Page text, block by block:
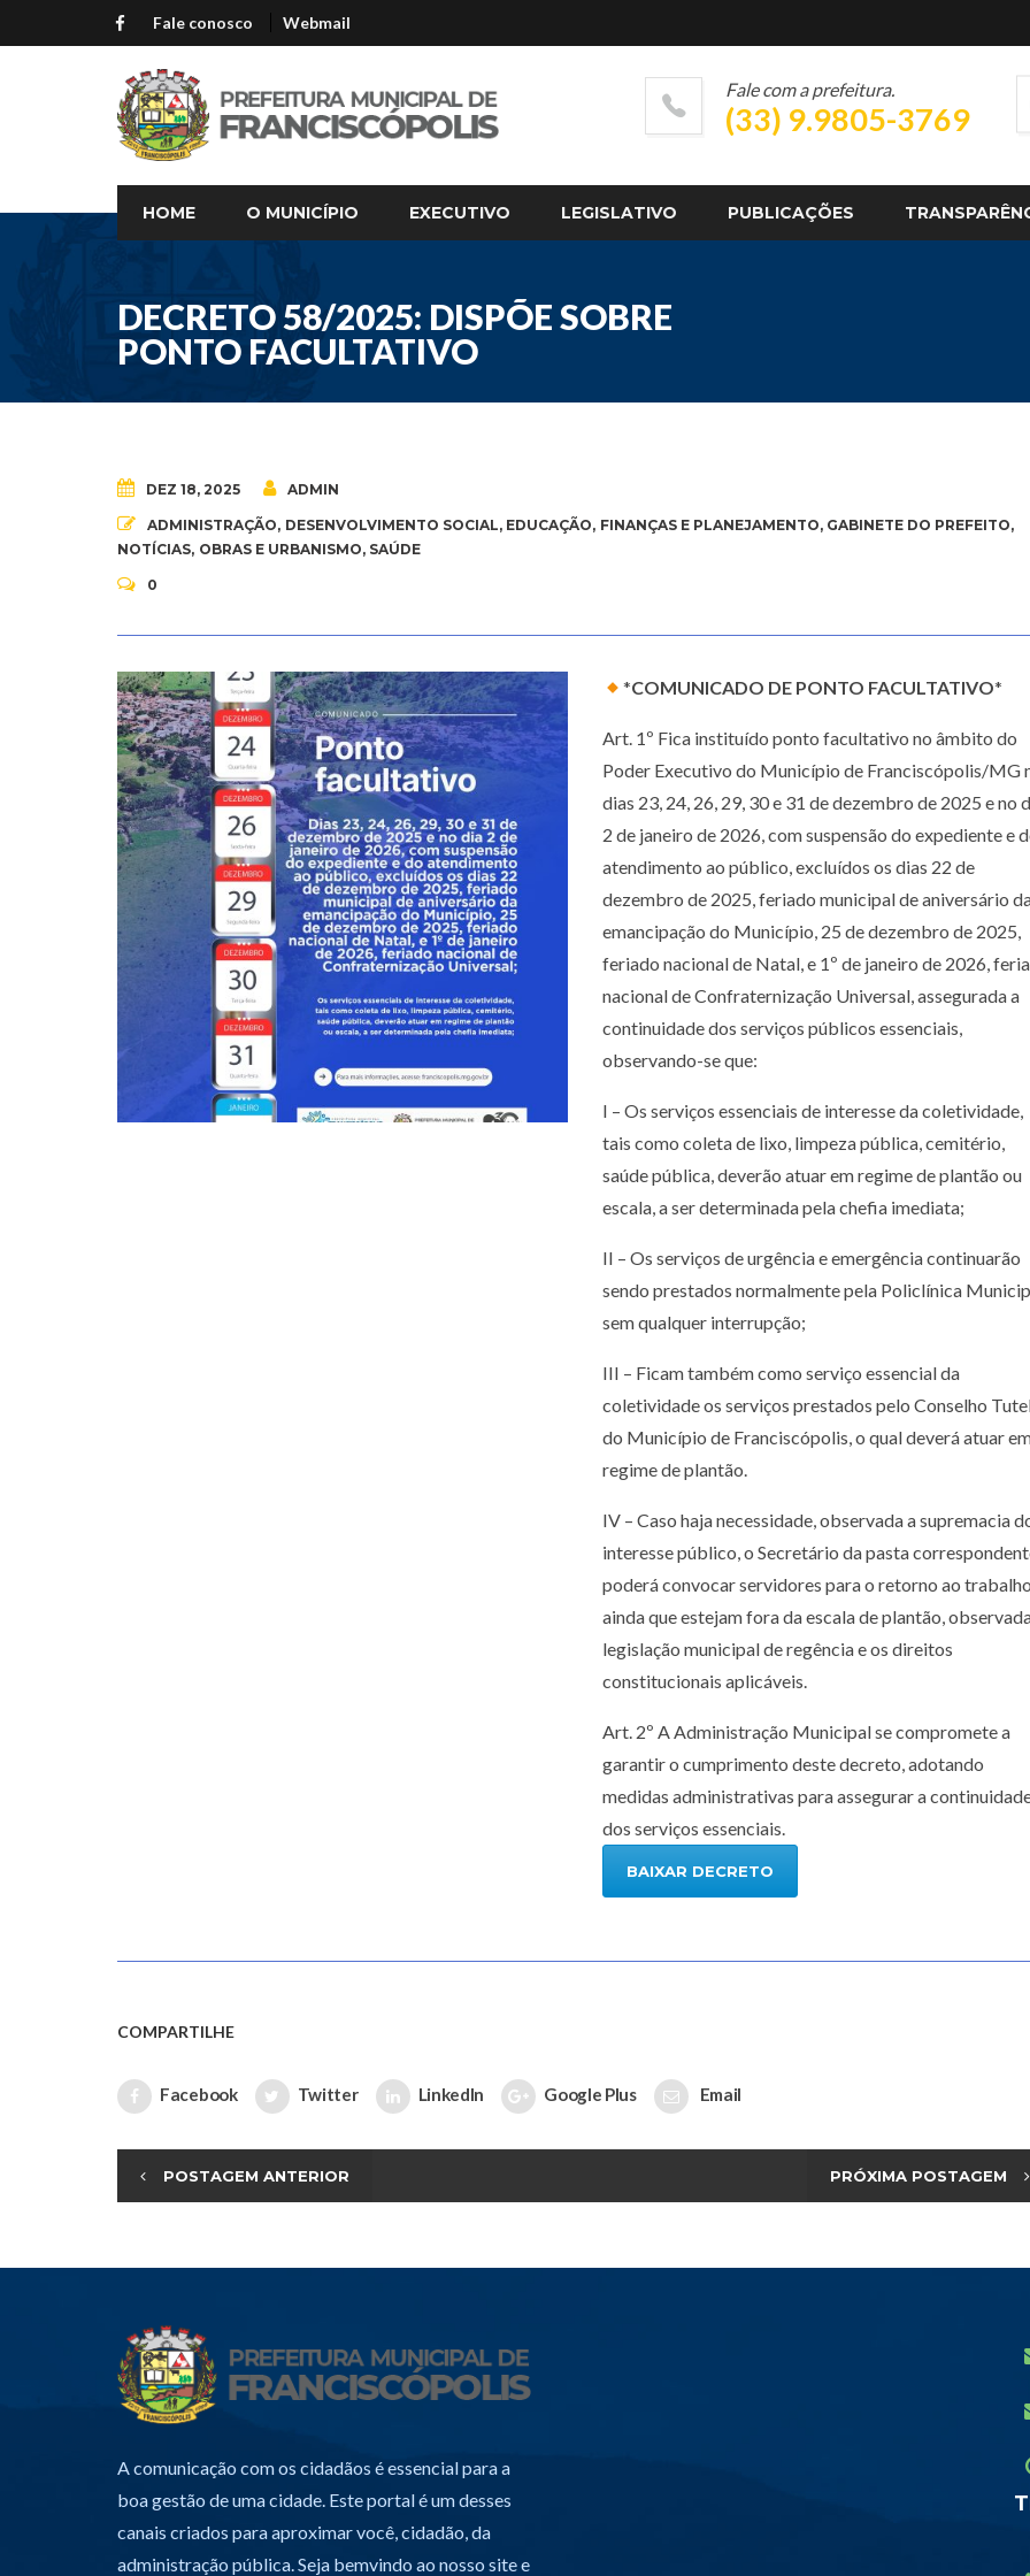
Fale conosco Webmail
HOME O MUNICÍPIO EXECUTIVO LEGISLATIVO PUBLICAÇÕES
Fale com a prefeitura.
(33) 9.9805-3769
DECRETO 58/2025: DISPÕE SOBRE
PONTO FACULTATIVO
DEZ 18, 2025 ADMIN
ADMINISTRAÇÃO, DESENVOLVIMENTO SOCIAL, EDUCAÇÃO, FINANÇAS E PLANEJAMENTO, GABINETE DO PREFEITO,
NOTÍCIAS, OBRAS E URBANISMO, SAÚDE
0
*COMUNICADO DE PONTO FACULTATIVO*
Art. 1º Fica instituído ponto facultativo no âmbito do
Poder Executivo do Município de Franciscópolis/MG
dias 23, 24, 26, 29, 30 e 31 de dezembro de 2025 e no
2 de janeiro de 2026, com suspensão do expediente e
atendimento ao público, excluídos os dias 22 de
dezembro de 2025, feriado municipal de aniversário
emancipação do Município, 25 de dezembro de 2025,
feriado nacional de Natal, e 1º de janeiro de 2026,
nacional de Confraternização Universal, assegurada a
continuidade dos serviços públicos essenciais,
observando-se que:
I – Os serviços essenciais de interesse da coletividade,
tais como coleta de lixo, limpeza pública, cemitério,
saúde pública, deverão atuar em regime de plantão ou
escala, a ser determinada pela chefia imediata;
II – Os serviços de urgência e emergência continuarão
sendo prestados normalmente pela Policlínica
sem qualquer interrupção;
III – Ficam também como serviço essencial da
coletividade os serviços prestados pelo Conselho
do Município de Franciscópolis, o qual deverá atuar
regime de plantão.
IV – Caso haja necessidade, observada a supremacia
interesse público, o Secretário da pasta
poderá convocar servidores para o retorno ao
ainda que estejam fora da escala de plantão,
legislação municipal de regência e os direitos
constitucionais aplicáveis.
Art. 2º A Administração Municipal se compromete a
garantir o cumprimento deste decreto, adotando
medidas administrativas para assegurar a
dos serviços essenciais.
BAIXAR DECRETO
COMPARTILHE
Facebook Twitter LinkedIn Google Plus Email
POSTAGEM ANTERIOR PRÓXIMA POSTAGEM
A comunicação com os cidadãos é essencial para a
boa gestão de uma cidade. Este portal é um desses
canais criados para aproximar você, cidadão, da
administração pública. Seja bemvindo ao nosso site e